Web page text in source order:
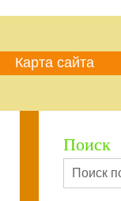
Карта сайта
Поиск